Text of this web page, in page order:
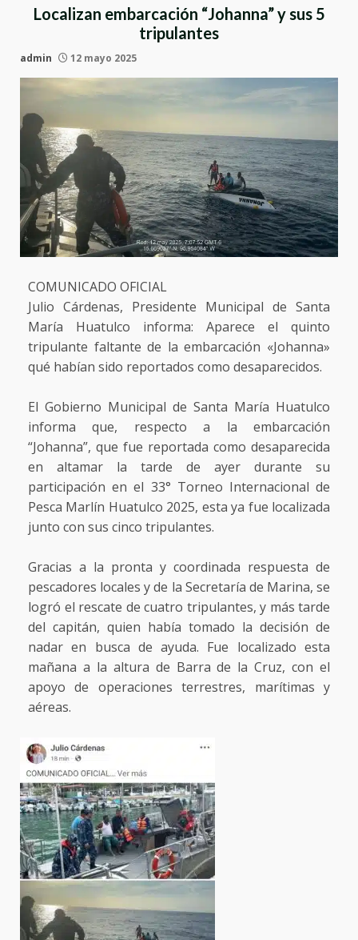
Localizan embarcación “Johanna” y sus 5
tripulantes
admin 12 mayo 2025
COMUNICADO OFICIAL
Julio Cárdenas, Presidente Municipal de Santa
María Huatulco informa: Aparece el quinto
tripulante faltante de la embarcación «Johanna»
qué habían sido reportados como desaparecidos.
El Gobierno Municipal de Santa María Huatulco
informa que, respecto a la embarcación
“Johanna”, que fue reportada como desaparecida
en altamar la tarde de ayer durante su
participación en el 33° Torneo Internacional de
Pesca Marlín Huatulco 2025, esta ya fue localizada
junto con sus cinco tripulantes.
Gracias a la pronta y coordinada respuesta de
pescadores locales y de la Secretaría de Marina, se
logró el rescate de cuatro tripulantes, y más tarde
del capitán, quien había tomado la decisión de
nadar en busca de ayuda. Fue localizado esta
mañana a la altura de Barra de la Cruz, con el
apoyo de operaciones terrestres, marítimas y
aéreas.